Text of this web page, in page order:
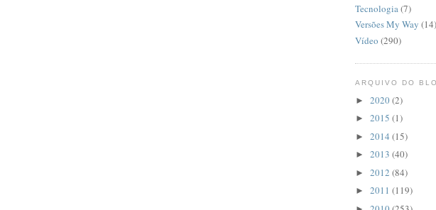
Tecnologia(7)
Versões My Way (14)
Vídeo (290)
ARQUIVO DO
► 2020(2)
► 2015 (1)
► 2014 (15)
► 2013 (40)
► 2012 (84)
► 2011 (119)